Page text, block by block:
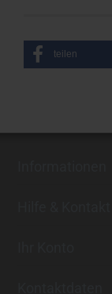
teilen